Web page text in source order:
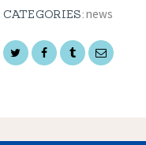
CATEGORIES:news